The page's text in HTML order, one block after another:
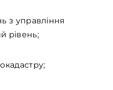
з управління
рівень;